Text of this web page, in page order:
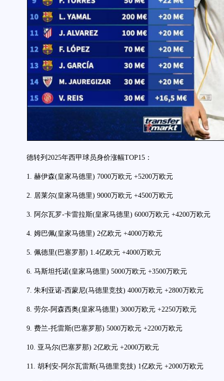
德转列2025年西甲球员身价涨幅TOP15：
1. 赫伊森(皇家马德里) 7000万欧元 +5200万欧元
2. 居莱尔(皇家马德里) 9000万欧元 +4500万欧元
3. 阿尔瓦罗-卡雷拉斯(皇家马德里) 6000万欧元 +4200万欧元
4. 姆巴佩(皇家马德里) 2亿欧元 +4000万欧元
5. 佩德里(巴塞罗那) 1.4亿欧元 +4000万欧元
6. 马斯坦托诺(皇家马德里) 5000万欧元 +3500万欧元
7. 朱利亚诺-西蒙尼(马德里竞技) 4000万欧元 +2800万欧元
8. 劳尔-阿森西奥(皇家马德里) 3000万欧元 +2250万欧元
9. 费兰-托雷斯(巴塞罗那) 5000万欧元 +2200万欧元
10. 亚马尔(巴塞罗那) 2亿欧元 +2000万欧元
11. 胡利安-阿尔瓦雷斯(马德里竞技) 1亿欧元 +2000万欧元